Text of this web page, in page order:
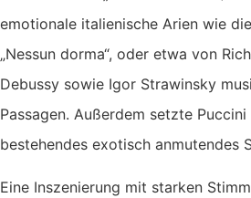
emotionale italienische Arien wie
„Nessun dorma“, oder etwa von
Debussy sowie Igor Strawinsky
Passagen. Außerdem setzte
bestehendes exotisch anmutendes
Eine Inszenierung mit starken